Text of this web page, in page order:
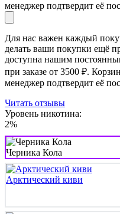
менеджер подтвердит её
Для нас важен каждый
делать ваши покупки ещё
доступна нашим
при заказе от 3500 ₽.
менеджер подтвердит её
Читать отзывы
Уровень никотина:
2%
Черника Кола
Арктический киви